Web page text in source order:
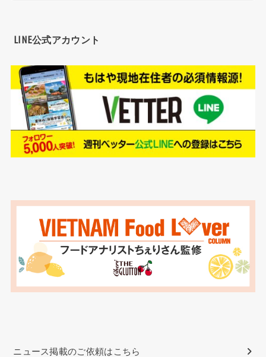
LINE公式アカウント
ニュース掲載のご依頼はこちら